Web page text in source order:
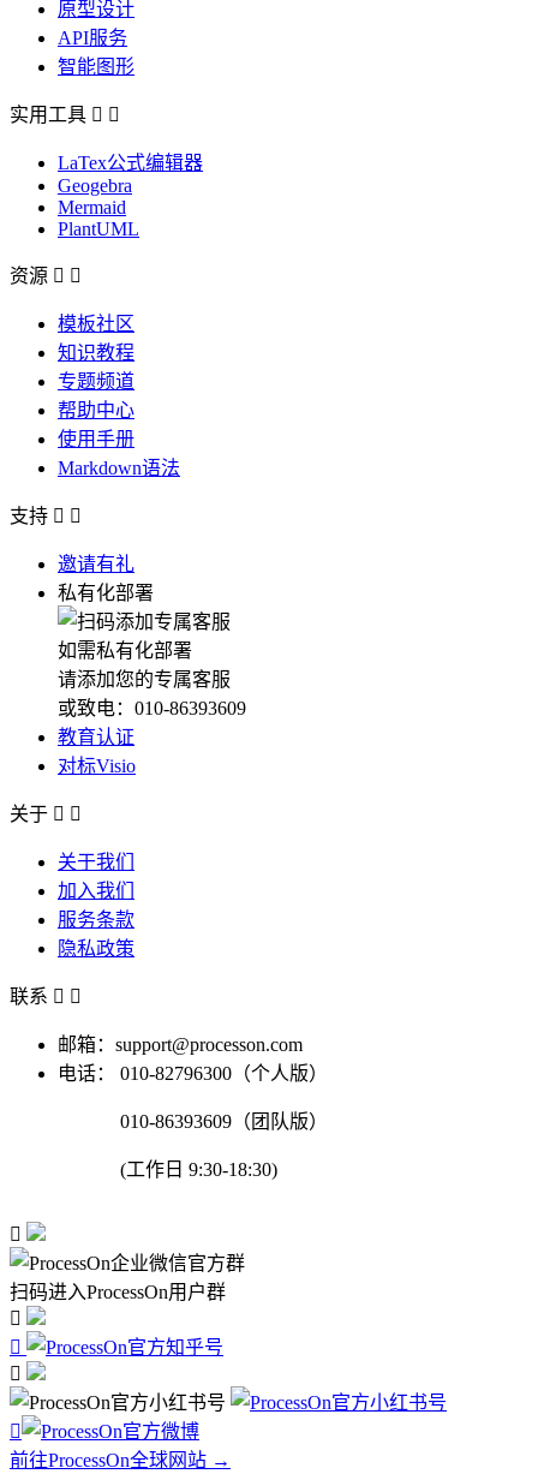
原型设计
API服务
智能图形
实用工具  
LaTex公式编辑器
Geogebra
Mermaid
PlantUML
资源  
模板社区
知识教程
专题频道
帮助中心
使用手册
Markdown语法
支持  
邀请有礼
私有化部署
如需私有化部署
请添加您的专属客服
或致电：010-86393609
教育认证
对标Visio
关于  
关于我们
加入我们
服务条款
隐私政策
联系  
邮箱：support@processon.com
电话：
010-82796300（个人版）
010-86393609（团队版）
(工作日 9:30-18:30)

扫码进入ProcessOn用户群




前往ProcessOn全球网站 →